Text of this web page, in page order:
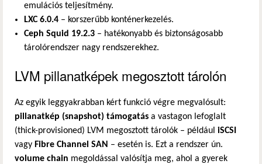
emulációs teljesítmény.
LXC 6.0.4 – korszerűbb konténerkezelés.
Ceph Squid 19.2.3 – hatékonyabb és biztonságosabb
tárolórendszer nagy rendszerekhez.
LVM pillanatképek megosztott tárolón
Az egyik leggyakrabban kért funkció végre megvalósult:
pillanatkép (snapshot) támogatás a vastagon lefoglalt
(thick-provisioned) LVM megosztott tárolók – például iSCSI
vagy Fibre Channel SAN – esetén is. Ezt a rendszer ún.
volume chain megoldással valósítja meg, ahol a gyerek